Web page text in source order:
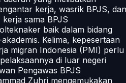
kerja, wasrik BPJS, dan
sama BPJS
baik dalam bidang
Kelima, kepesertaan
migran Indonesia (PMI) perlu
di luar negeri
Pengawas BPJS
Zuhri mengemukakan